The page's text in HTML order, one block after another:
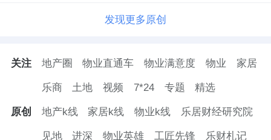
发现更多原创
关注 地产圈 物业直通车 物业满意度 物业 家居
乐商 土地 视频 7*24 专题 精选
原创 地产k线 家居k线 物业k线 乐居财经研究院
见地 进深 物业英雄 工匠先锋 乐财札记